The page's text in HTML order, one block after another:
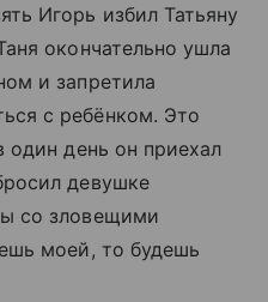
Игорь избил Татьяну
окончательно ушла
и запретила
с ребёнком. Это
один день он приехал
девушке
со зловещими
моей, то будешь